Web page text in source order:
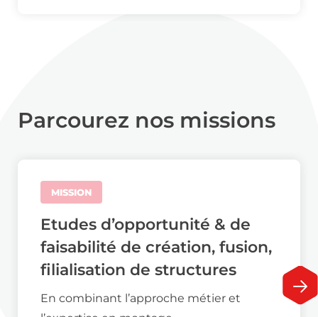
Parcourez nos missions
MISSION
Etudes d’opportunité & de
faisabilité de création, fusion,
filialisation de structures
En combinant l’approche métier et